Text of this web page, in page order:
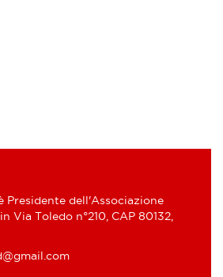
Presidente dell'Associazione
Via Toledo n°210, CAP 80132,